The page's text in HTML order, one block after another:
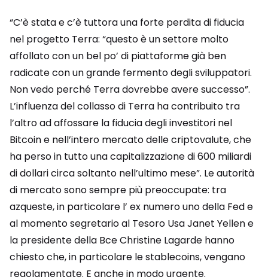
“C’è stata e c’è tuttora una forte perdita di fiducia
nel progetto Terra: “questo è un settore molto
affollato con un bel po’ di piattaforme già ben
radicate con un grande fermento degli sviluppatori.
Non vedo perché Terra dovrebbe avere successo”.
L’influenza del collasso di Terra ha contribuito tra
l’altro ad affossare la fiducia degli investitori nel
Bitcoin e nell’intero mercato delle criptovalute, che
ha perso in tutto una capitalizzazione di 600 miliardi
di dollari circa soltanto nell’ultimo mese”. Le autorità
di mercato sono sempre più preoccupate: tra
azqueste, in particolare l’ ex numero uno della Fed e
al momento segretario al Tesoro Usa Janet Yellen e
la presidente della Bce Christine Lagarde hanno
chiesto che, in particolare le stablecoins, vengano
regolamentate. E anche in modo urgente.